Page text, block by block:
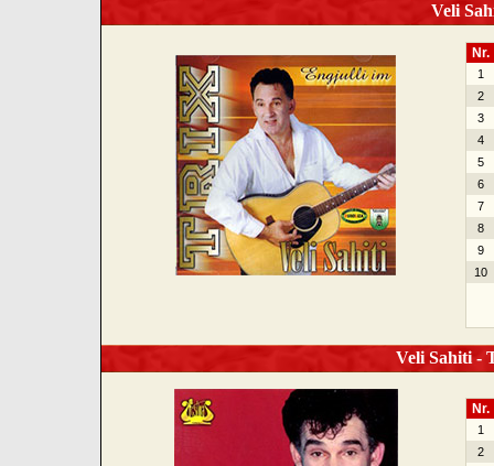
Veli
Nr.
1
2
3
4
5
6
7
8
9
10
Veli Sahiti -
Nr.
1
2